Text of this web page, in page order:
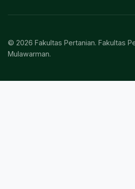
© 2026 Fakultas Pertanian. Fakultas
Mulawarman.